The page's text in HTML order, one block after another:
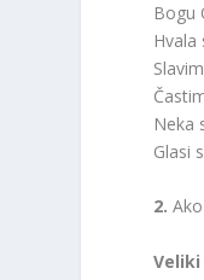
Bogu
Neka
Glasi
2.